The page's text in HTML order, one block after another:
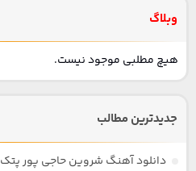
وبلاگ
هیچ مطلبی موجود نیست.
جدیدترین مطالب
دانلود آهنگ شروین حاجی پور پتک